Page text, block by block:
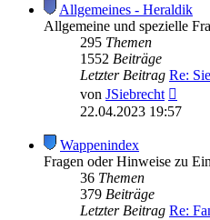
Allgemeines - Heraldik
Allgemeine und spezielle
295 Themen
1552 Beiträge
Letzter Beitrag Re:
von JSiebrecht
Beitrag
22.04.2023 19:57
Wappenindex
Fragen oder Hinweise zu
36 Themen
379 Beiträge
Letzter Beitrag Re: